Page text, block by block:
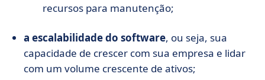
recursos para manutenção;
a escalabilidade do software, ou seja, sua
capacidade de crescer com sua empresa e lidar
com um volume crescente de ativos;